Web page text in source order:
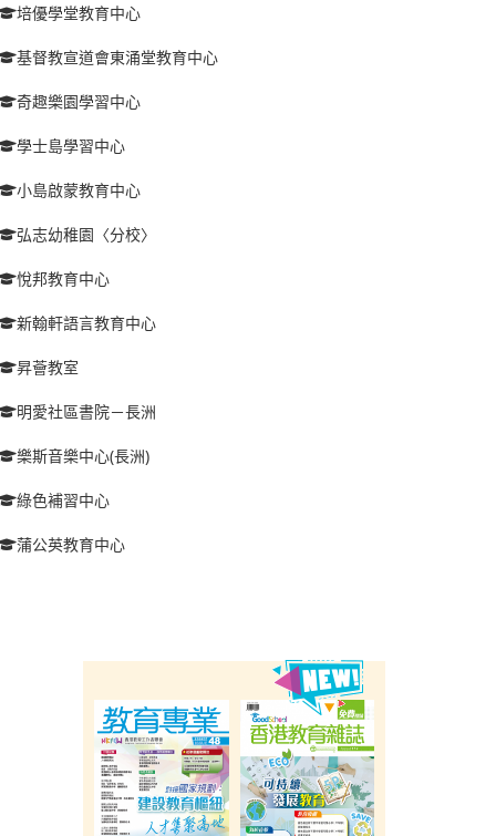
培優學堂教育中心
基督教宣道會東涌堂教育中心
奇趣樂園學習中心
學士島學習中心
小島啟蒙教育中心
弘志幼稚園〈分校〉
悅邦教育中心
新翰軒語言教育中心
昇薈教室
明愛社區書院－長洲
樂斯音樂中心(長洲)
綠色補習中心
蒲公英教育中心